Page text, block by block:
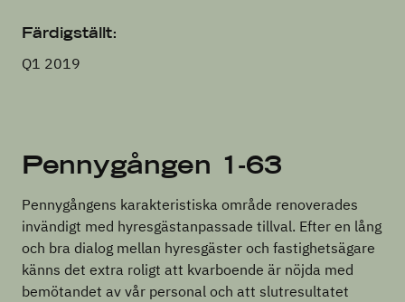
Färdigställt:
Q1 2019
Pennygången 1-63
Pennygångens karakteristiska område renoverades
invändigt med hyresgästanpassade tillval. Efter en lång
och bra dialog mellan hyresgäster och fastighetsägare
känns det extra roligt att kvarboende är nöjda med
bemötandet av vår personal och att slutresultatet